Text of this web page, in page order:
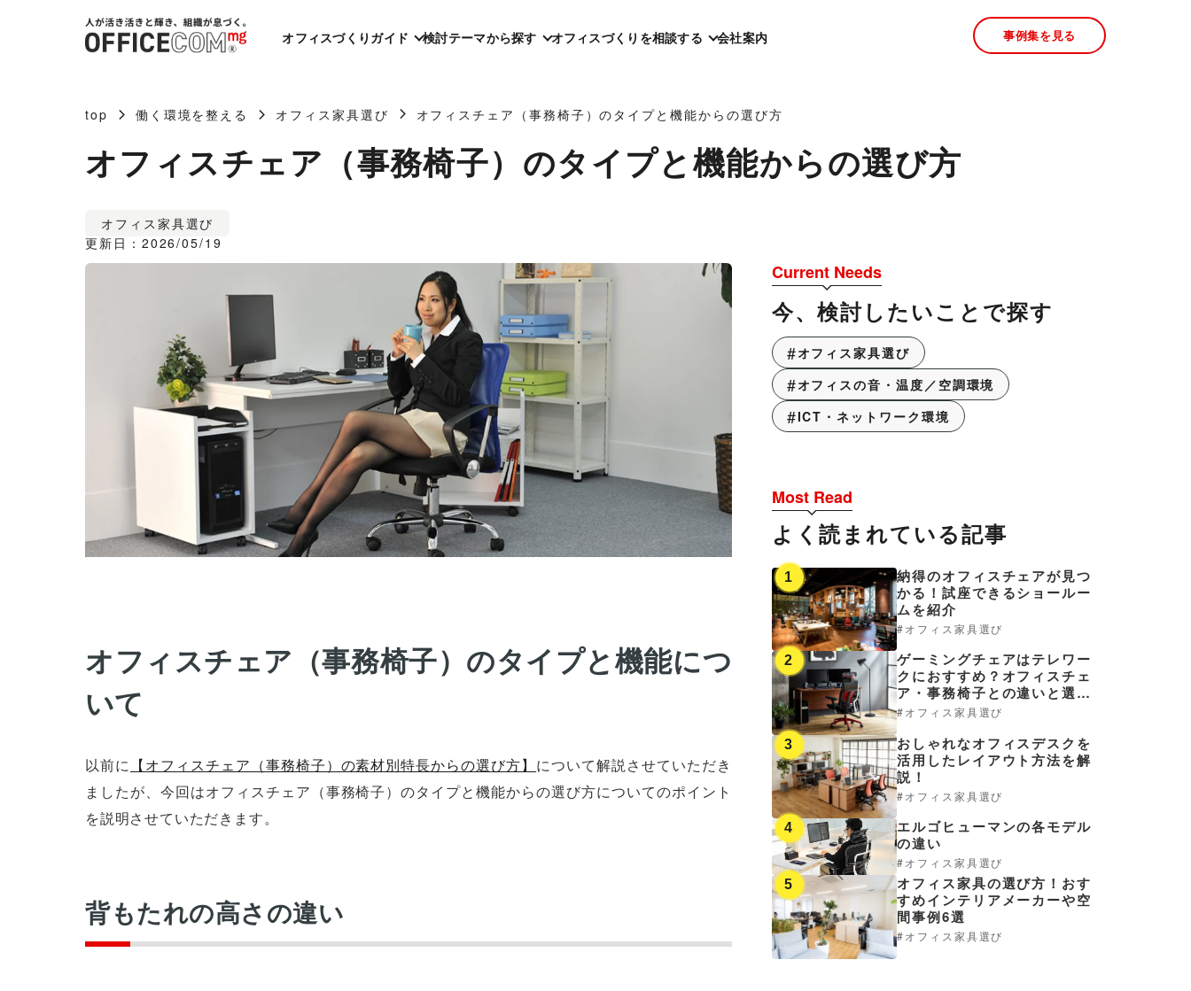
オフィスづくりガイド 検討テーマから探す オフィスづくりを相談する 会社案内 事例集を見る
top 働く環境を整える オフィス家具選び オフィスチェア（事務椅子）のタイプと機能からの選び方
オフィスチェア（事務椅子）のタイプと機能からの選び方
オフィス家具選び
更新日：2026/05/19
オフィスチェア（事務椅子）のタイプと機能につ
いて
以前に 【オフィスチェア（事務椅子）の素材別特長からの選び方】 について解説させていただき
ましたが、今回はオフィスチェア（事務椅子）のタイプと機能からの選び方についてのポイント
を説明させていただきます。
背もたれの高さの違い
Current Needs
今、検討したいことで探す
オフィス家具選び
オフィスの音・温度／空調環境
ICT・ネットワーク環境
Most Read
よく読まれている記事
1
納得のオフィスチェアが見つ
かる！試座できるショールー
ムを紹介
オフィス家具選び
2
ゲーミングチェアはテレワー
クにおすすめ？オフィスチェ
ア・事務椅子との違いと選び
方オフィス家具選び
3
おしゃれなオフィスデスクを
活用したレイアウト方法を解
説！
オフィス家具選び
4
エルゴヒューマンの各モデル
の違い
オフィス家具選び
5
オフィス家具の選び方！おす
すめインテリアメーカーや空
間事例6選
オフィス家具選び